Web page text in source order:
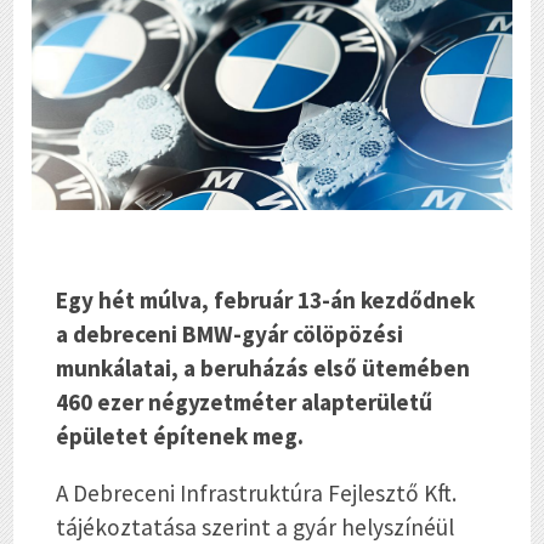
Egy hét múlva, február 13-án kezdődnek
a debreceni BMW-gyár cölöpözési
munkálatai, a beruházás első ütemében
460 ezer négyzetméter alapterületű
épületet építenek meg.
A Debreceni Infrastruktúra Fejlesztő Kft.
tájékoztatása szerint a gyár helyszínéül